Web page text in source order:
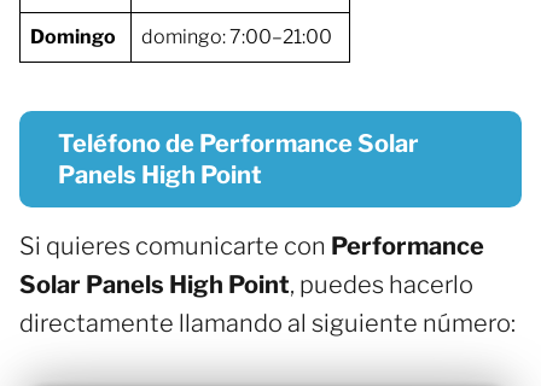
Domingo domingo: 7:00–21:00
Teléfono de Performance Solar
Panels High Point
Si quieres comunicarte con Performance
Solar Panels High Point, puedes hacerlo
directamente llamando al siguiente número: